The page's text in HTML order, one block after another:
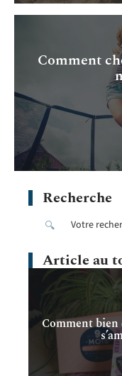
Comment
Recherche
Article au
Comment